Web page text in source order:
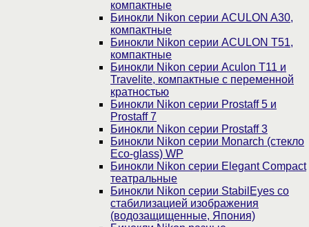
компактные
Бинокли Nikon серии ACULON A30,
компактные
Бинокли Nikon серии ACULON Т51,
компактные
Бинокли Nikon серии Aculon T11 и
Travelite, компактные с переменной
кратностью
Бинокли Nikon серии Prostaff 5 и
Prostaff 7
Бинокли Nikon серии Prostaff 3
Бинокли Nikon серии Monarch (стекло
Eco-glass) WP
Бинокли Nikon серии Elegant Compact
театральные
Бинокли Nikon серии StabilEyes со
стабилизацией изображения
(водозащищенные, Япония)